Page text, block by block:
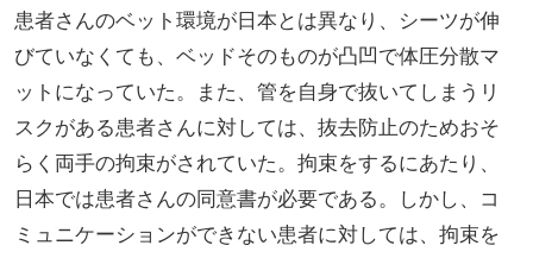
患者さんのベット環境が日本とは異なり、シーツが伸
びていなくても、ベッドそのものが凸凹で体圧分散マ
ットになっていた。また、管を自身で抜いてしまうリ
スクがある患者さんに対しては、抜去防止のためおそ
らく両手の拘束がされていた。拘束をするにあたり、
日本では患者さんの同意書が必要である。しかし、コ
ミュニケーションができない患者に対しては、拘束を